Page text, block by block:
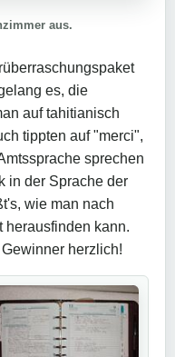
aus.
es, die
auf tahitianisch
tippten auf "merci",
sprechen
in der Sprache der
wie man nach
herausfinden kann.
herzlich!